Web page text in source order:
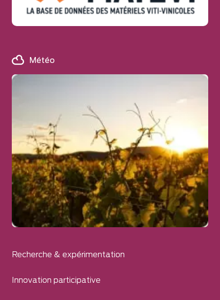
Météo
Recherche & expérimentation
Innovation participative